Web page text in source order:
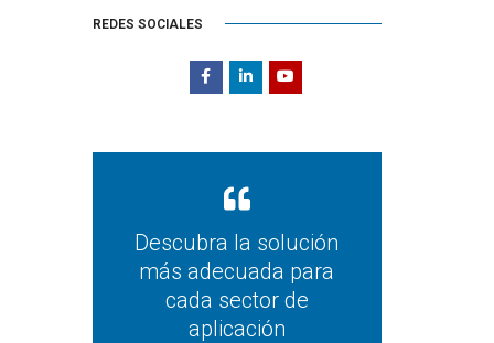
REDES SOCIALES
Descubra la solución
más adecuada para
cada sector de
aplicación